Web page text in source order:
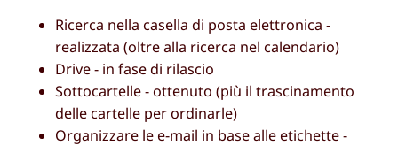
Ricerca nella casella di posta elettronica -
realizzata (oltre alla ricerca nel calendario)
Drive - in fase di rilascio
Sottocartelle - ottenuto (più il trascinamento
delle cartelle per ordinarle)
Organizzare le e-mail in base alle etichette -